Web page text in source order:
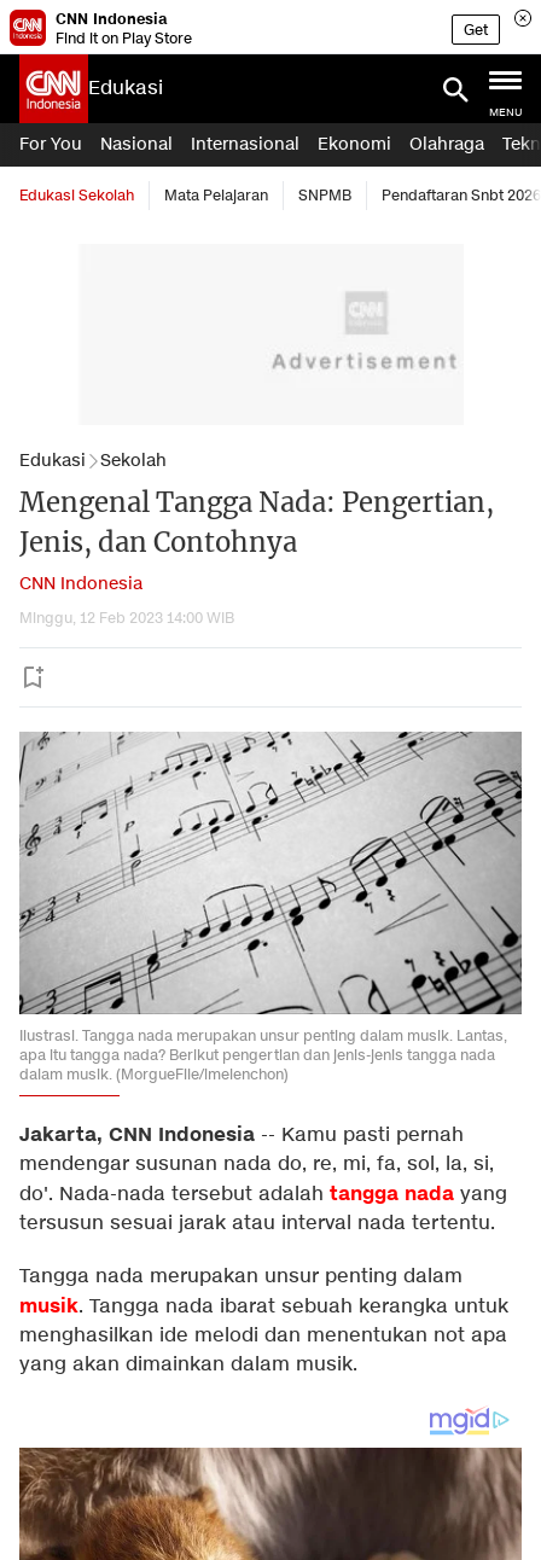
CNN Indonesia
Find it on Play Store
Get
Edukasi
MENU
For You Nasional Internasional Ekonomi Olahraga
Edukasi Sekolah Mata Pelajaran SNPMB Pendaftaran Snbt 2026
Edukasi Sekolah
Mengenal Tangga Nada: Pengertian,
Jenis, dan Contohnya
CNN Indonesia
Minggu, 12 Feb 2023 14:00 WIB
Ilustrasi. Tangga nada merupakan unsur penting dalam musik. Lantas,
apa itu tangga nada? Berikut pengertian dan jenis-jenis tangga nada
dalam musik. (MorgueFile/imelenchon)
Jakarta, CNN Indonesia -- Kamu pasti pernah
mendengar susunan nada do, re, mi, fa, sol, la, si,
do'. Nada-nada tersebut adalah tangga nada yang
tersusun sesuai jarak atau interval nada tertentu.
Tangga nada merupakan unsur penting dalam
musik. Tangga nada ibarat sebuah kerangka untuk
menghasilkan ide melodi dan menentukan not apa
yang akan dimainkan dalam musik.